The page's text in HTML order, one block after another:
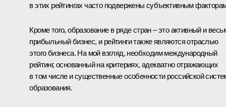
в этих рейтингах часто подвержены субъективным
Кроме того, образование в ряде стран – это активный и
прибыльный бизнес, и рейтинги также являются отраслью
этого бизнеса. На мой взгляд, необходим международный
рейтинг, основанный на критериях, адекватно отражающих
в том числе и существенные особенности российской
образования.